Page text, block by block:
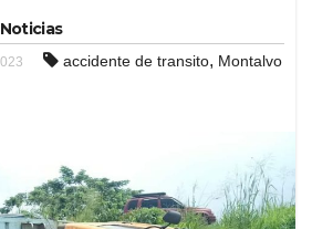
accidente de transito, Montalvo